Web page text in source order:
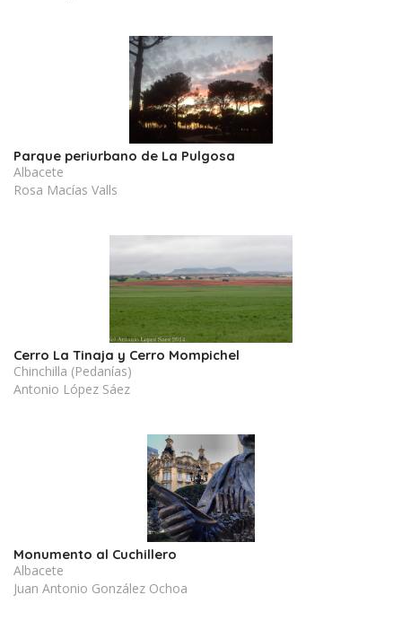
Parque periurbano de La Pulgosa
Albacete
Rosa Macías Valls
Cerro La Tinaja y Cerro Mompichel
Chinchilla (Pedanías)
Antonio López Sáez
Monumento al Cuchillero
Albacete
Juan Antonio González Ochoa